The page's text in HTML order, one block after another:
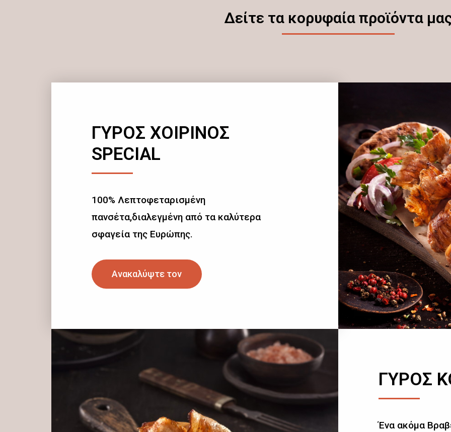
Δείτε τα κορυφαία προϊόντα
ΓΥΡΟΣ ΧΟΙΡΙΝΟΣ
SPECIAL
100% Λεπτοφεταρισμένη
πανσέτα,διαλεγμένη από τα καλύτερα
σφαγεία της Ευρώπης.
Ανακαλύψτε τον
ΓΥΡΟΣ
Ένα ακόμα